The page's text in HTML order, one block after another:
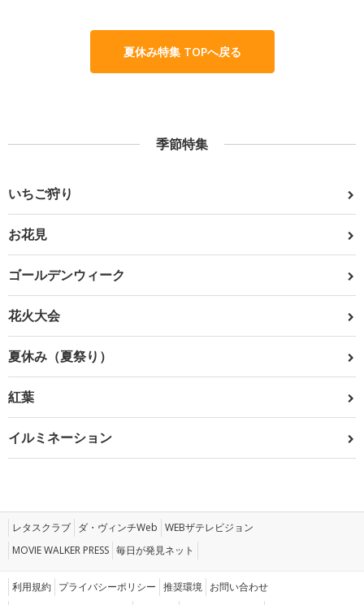
夏休み特集 TOPへ戻る
季節特集
いちご狩り
お花見
ゴールデンウィーク
花火大会
夏休み（夏祭り）
紅葉
イルミネーション
レタスクラブ ダ・ヴィンチWeb WEBザテレビジョン
MOVIE WALKER PRESS 毎日が発見ネット
利用規約 プライバシーポリシー 推奨環境 お問い合わせ